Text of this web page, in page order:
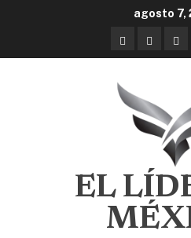
agosto 7,
EL